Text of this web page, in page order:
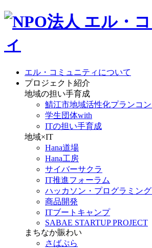
エル・コミュニティについて
プロジェクト紹介
地域の担い手育成
鯖江市地域活性化プランコン
学生団体with
ITの担い手育成
地域×IT
Hana道場
Hana工房
サイバーサクラ
IT推進フォーラム
ハッカソン・プログラミン
商品開発
ITブートキャンプ
SABAE STARTUP PROJECT
まちなか賑わい
さばぷら